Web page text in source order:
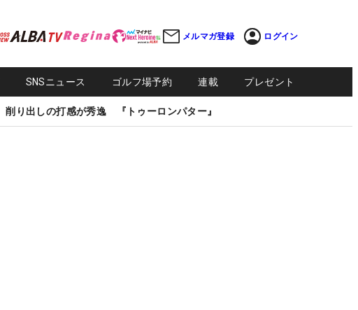
メルマガ登録 ログイン
SNSニュース ゴルフ場予約 連載 プレゼント
削り出しの打感が秀逸 『トゥーロンパター』